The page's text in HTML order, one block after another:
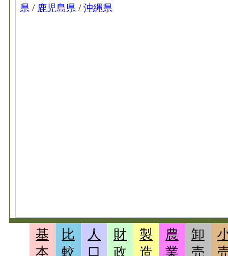
基
本
比
較
人
口
財
政
製
造
農
業
卸
売